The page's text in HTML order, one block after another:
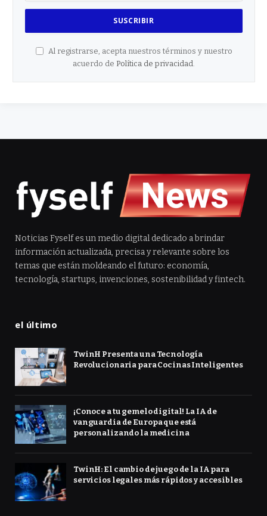
Al registrarse, acepta nuestros términos y nuestro
acuerdo de Política de privacidad
Noticias Fyself es un medio digital dedicado a brindar
información actualizada, precisa y relevante sobre los
temas que están moldeando el futuro: economía,
tecnología, startups, invenciones, sostenibilidad y fintech.
el último
TwinH Presenta una Tecnología
Revolucionaria para Cocinas Inteligentes
¡Conoce a tu gemelo digital! La IA de
vanguardia de Europa que está
personalizando la medicina
TwinH: El cambio de juego de la IA para
servicios legales más rápidos y accesibles